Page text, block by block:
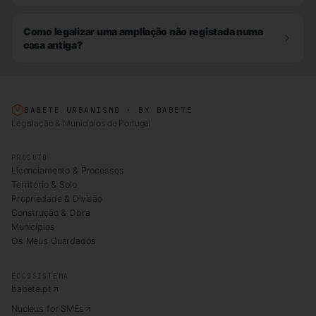
Como legalizar uma ampliação não registada numa
casa antiga?
BABETE URBANISMO · BY BABETE
Legislação & Municípios de Portugal
PRODUTO
Licenciamento & Processos
Território & Solo
Propriedade & Divisão
Construção & Obra
Municípios
Os Meus Guardados
ECOSSISTEMA
babete.pt
Nucleus for SMEs